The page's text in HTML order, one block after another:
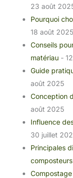
23 août
Pourquoi
18 août 2025
Conseils
matériau -
Guide
août 2025
Conception
août 2025
Influence
30 juillet
Principales
composteurs